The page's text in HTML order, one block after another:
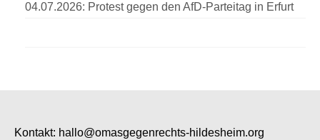
04.07.2026: Protest gegen den AfD-Parteitag in Erfurt
Kontakt: hallo@omasgegenrechts-hildesheim.org